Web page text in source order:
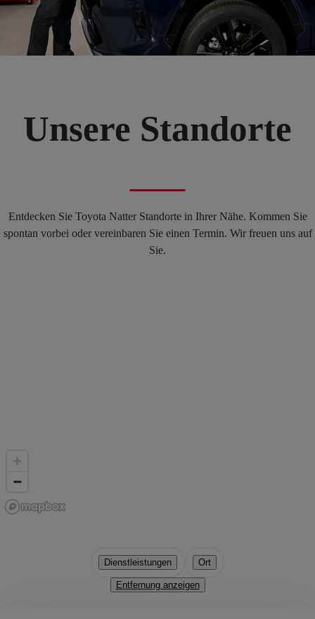
Unsere Standorte
Entdecken Sie Toyota Natter Standorte in Ihrer Nähe. Kommen Sie
spontan vorbei oder vereinbaren Sie einen Termin. Wir freuen uns auf
Sie.
Dienstleistungen Ort
Entfernung anzeigen